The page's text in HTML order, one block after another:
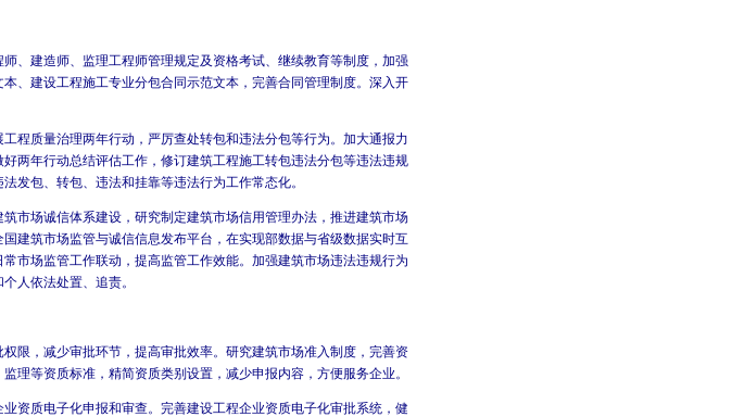
建造师、监理工程师管理规定及资格考试、继续教育等制度，加强
、建设工程施工专业分包合同示范文本，完善合同管理制度。深入开
质量治理两年行动，严厉查处转包和违法分包等行为。加大通报力
两年行动总结评估工作，修订建筑工程施工转包违法分包等违法违规
发包、转包、违法和挂靠等违法行为工作常态化。
场诚信体系建设，研究制定建筑市场信用管理办法，推进建筑市场
建筑市场监管与诚信信息发布平台，在实现部数据与省级数据实时互
市场监管工作联动，提高监管工作效能。加强建筑市场违法违规行为
人依法处置、追责。
，减少审批环节，提高审批效率。研究建筑市场准入制度，完善资
理等资质标准，精简资质类别设置，减少申报内容，方便服务企业。
质电子化申报和审查。完善建设工程企业资质电子化审批系统，健